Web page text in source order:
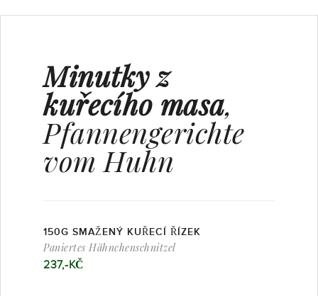
Minutky z
kuřecího masa,
Pfannengerichte
vom Huhn
150G SMAŽENÝ KUŘECÍ ŘÍZEK
Paniertes Hähnchenschnitzel
237,-KČ